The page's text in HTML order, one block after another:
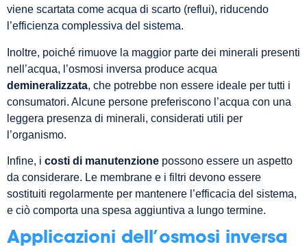
viene scartata come acqua di scarto (reflui), riducendo
l’efficienza complessiva del sistema.
Inoltre, poiché rimuove la maggior parte dei minerali presenti
nell’acqua, l’osmosi inversa produce acqua
demineralizzata, che potrebbe non essere ideale per tutti i
consumatori. Alcune persone preferiscono l’acqua con una
leggera presenza di minerali, considerati utili per
l’organismo.
Infine, i costi di manutenzione possono essere un aspetto
da considerare. Le membrane e i filtri devono essere
sostituiti regolarmente per mantenere l’efficacia del sistema,
e ciò comporta una spesa aggiuntiva a lungo termine.
Applicazioni dell’osmosi inversa